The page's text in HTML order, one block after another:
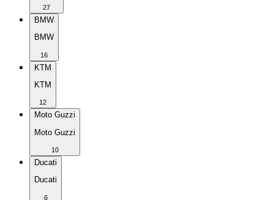
27
BMW
BMW
16
KTM
KTM
12
Moto Guzzi
Moto Guzzi
10
Ducati
Ducati
6